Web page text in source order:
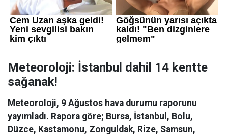
Meteoroloji: İstanbul dahil 14 kentte
sağanak!
Meteoroloji, 9 Ağustos hava durumu raporunu
yayımladı. Rapora göre; Bursa, İstanbul, Bolu,
Düzce, Kastamonu, Zonguldak, Rize, Samsun,